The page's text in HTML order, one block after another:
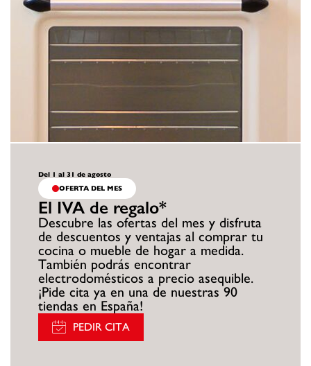
Del 1 al 31 de agosto
OFERTA DEL MES
El IVA de regalo*
Descubre las ofertas del mes y disfruta
de descuentos y ventajas al comprar tu
cocina o mueble de hogar a medida.
También podrás encontrar
electrodomésticos a precio asequible.
¡Pide cita ya en una de nuestras 90
tiendas en España!
PEDIR CITA